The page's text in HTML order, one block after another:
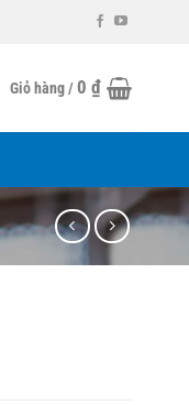
Giỏ hàng /0 ₫